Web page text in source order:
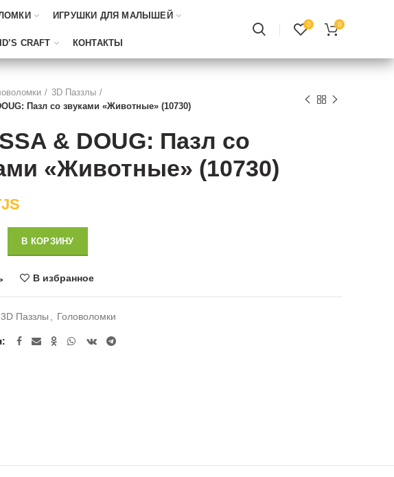
ИГРУШКИ ДЛЯ МАЛЫШЕЙ
CRAFT КОНТАКТЫ
0 0
3D Паззлы
Пазл со звуками «Животные» (10730)
& DOUG: Пазл со
«Животные» (10730)
В КОРЗИНУ
В избранное
3D Паззлы Головоломки